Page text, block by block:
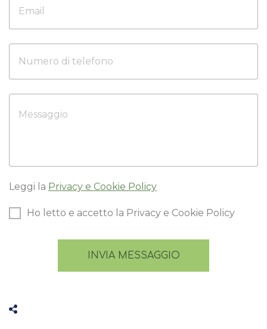
Leggi la Privacy e Cookie Policy
Ho letto e accetto la Privacy e Cookie Policy
INVIA MESSAGGIO